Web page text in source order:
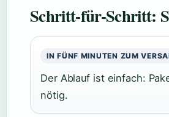
Schritt-für-Schritt:
IN FÜNF MINUTEN ZUM
Der Ablauf ist einfach:
nötig.